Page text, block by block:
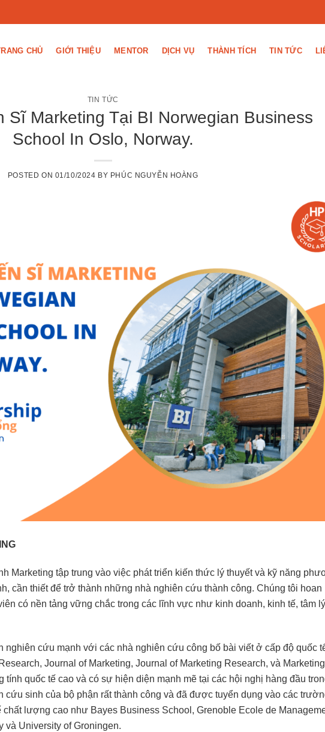
CHỦ GIỚI THIỆU MENTOR DỊCH VỤ THÀNH TÍCH TIN TỨC
TIN TỨC
Sĩ Marketing Tại BI Norwegian Business
School In Oslo, Norway.
POSTED ON 01/10/2024 BY PHÚC NGUYỄN HOÀNG
Marketing tập trung vào việc phát triển kiến thức lý thuyết và kỹ năng
cần thiết để trở thành những nhà nghiên cứu thành công. Chúng tôi hoan
có nền tảng vững chắc trong các lĩnh vực như kinh doanh, kinh tế, tâm
nghiên cứu mạnh với các nhà nghiên cứu công bố bài viết ở cấp độ quốc
Journal of Marketing, Journal of Marketing Research, và Marketing
tính quốc tế cao và có sự hiện diện mạnh mẽ tại các hội nghị hàng đầu
cứu sinh của bộ phận rất thành công và đã được tuyển dụng vào các
lượng cao như Bayes Business School, Grenoble Ecole de
và University of Groningen.